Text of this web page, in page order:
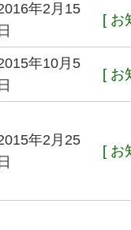
年2月15
日
[ お
年10月5
日
[ お
年2月25
日
[ お